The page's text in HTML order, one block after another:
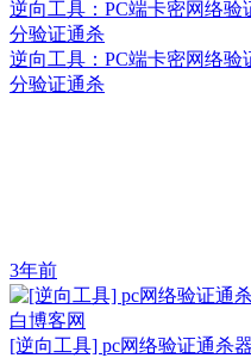
逆向工具：PC端卡密网络
分验证通杀
逆向工具：PC端卡密网络
分验证通杀
3年前
[逆向工具] pc网络验证通杀